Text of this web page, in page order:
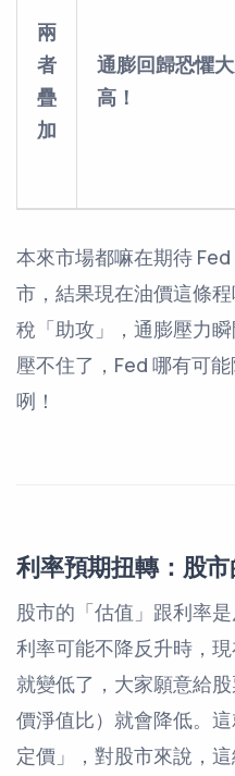
兩
者
疊
加
通膨回歸恐懼
高！
本來市場都嘛在期待
市，結果現在油價這條
稅「助攻」，通膨壓力
壓不住了，Fed 哪有可
咧！
利率預期扭轉：股
股市的「估值」跟利率
利率可能不降反升時，
就變低了，大家願意給
價淨值比）就會降低。
定價」，對股市來說，